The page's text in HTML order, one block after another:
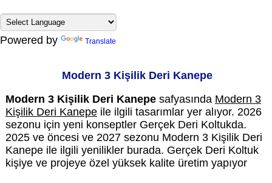
Powered by Translate
Modern 3 Kişilik Deri Kanepe
Modern 3 Kişilik Deri Kanepesafyasında Modern 3
Kişilik Deri Kanepeile ilgili tasarımlar yer alıyor. 2026
sezonu için yeni konseptler Gerçek Deri Koltukda.
2025 ve öncesi ve 2027 sezonu Modern 3 Kişilik Deri
Kanepe ile ilgili yenilikler burada. Gerçek Deri Koltuk
kişiye ve projeye özel yüksek kalite üretim yapıyor